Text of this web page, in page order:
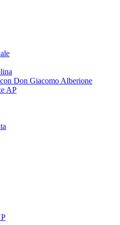
Don Giacomo Alberione
AP